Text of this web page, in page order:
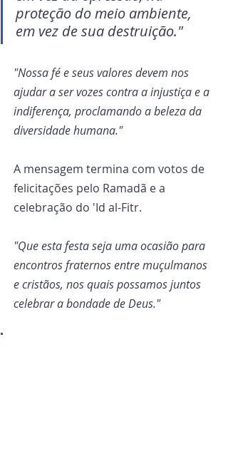
proteção do meio ambiente,
em vez de sua destruição."
"Nossa fé e seus valores devem nos
ajudar a ser vozes contra a injustiça e a
indiferença, proclamando a beleza da
diversidade humana."
A mensagem termina com votos de
felicitações pelo Ramadã e a
celebração do 'Id al-Fitr.
"Que esta festa seja uma ocasião para
encontros fraternos entre muçulmanos
e cristãos, nos quais possamos juntos
celebrar a bondade de Deus."